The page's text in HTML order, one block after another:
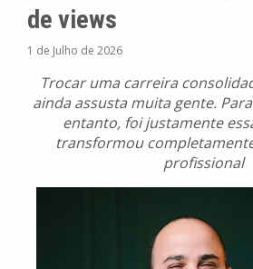
de views
1 de Julho de 2026
Trocar uma carreira
ainda assusta muita gente.
entanto, foi justamente
transformou
profissional